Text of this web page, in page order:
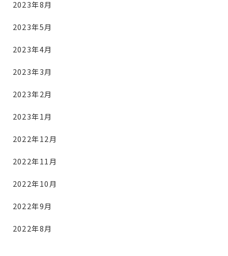
2023年8月
2023年5月
2023年4月
2023年3月
2023年2月
2023年1月
2022年12月
2022年11月
2022年10月
2022年9月
2022年8月